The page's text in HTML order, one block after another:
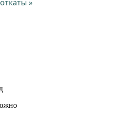
откаты »